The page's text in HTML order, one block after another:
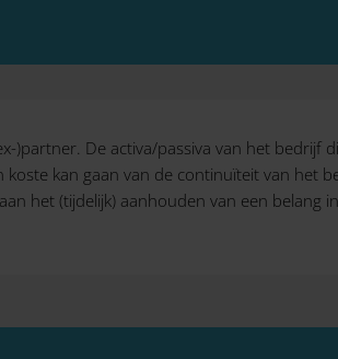
)partner. De activa/passiva van het bedrijf
kan gaan van de continuïteit van het
het (tijdelijk) aanhouden van een belang